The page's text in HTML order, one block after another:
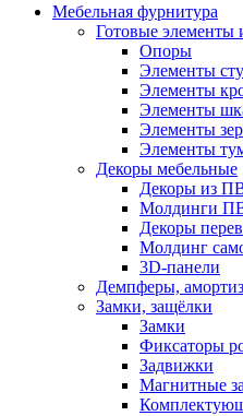
Мебельная фурнитура
Готовые элементы
Опоры
Элементы
Элементы
Элементы
Элементы
Элементы
Декоры мебельные
Декоры из
Молдинги
Декоры
Молдинг
3D-панели
Демпферы,
Замки, защёлки
Замки
Фиксаторы
Задвижки
Магнитные